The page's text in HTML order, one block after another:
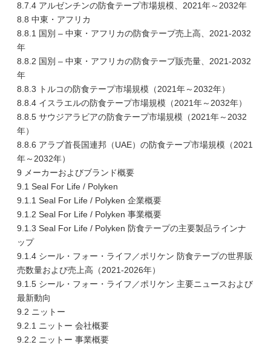
8.7.4 アルゼンチンの防食テープ市場規模、2021年～2032年
8.8 中東・アフリカ
8.8.1 国別 – 中東・アフリカの防食テープ売上高、2021-2032
年
8.8.2 国別 – 中東・アフリカの防食テープ販売量、2021-2032
年
8.8.3 トルコの防食テープ市場規模（2021年～2032年）
8.8.4 イスラエルの防食テープ市場規模（2021年～2032年）
8.8.5 サウジアラビアの防食テープ市場規模（2021年～2032
年）
8.8.6 アラブ首長国連邦（UAE）の防食テープ市場規模（2021
年～2032年）
9 メーカーおよびブランド概要
9.1 Seal For Life / Polyken
9.1.1 Seal For Life / Polyken 企業概要
9.1.2 Seal For Life / Polyken 事業概要
9.1.3 Seal For Life / Polyken 防食テープの主要製品ラインナ
ップ
9.1.4 シール・フォー・ライフ／ポリケン 防食テープの世界販
売数量および売上高（2021-2026年）
9.1.5 シール・フォー・ライフ／ポリケン 主要ニュースおよび
最新動向
9.2 ニットー
9.2.1 ニットー 会社概要
9.2.2 ニットー 事業概要